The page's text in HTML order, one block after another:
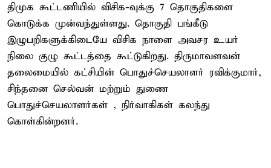
திமுக கூட்டணியில் விசிக-வுக்கு 7 தொகுதிகளை
கொடுக்க முன்வந்துள்ளது. தொகுதி பங்கீடு
இழுபறிகளுக்கிடையே விசிக நாளை அவசர உயர்
நிலை குழு கூட்டத்தை கூட்டுகிறது. திருமாவளவன்
தலைமையில் கட்சியின் பொதுச்செயலாளர் ரவிக்குமார்,
சிந்தனை செல்வன் மற்றும் துணை
பொதுச்செயலாளர்கள் , நிர்வாகிகள் கலந்து
கொள்கின்றனர்.